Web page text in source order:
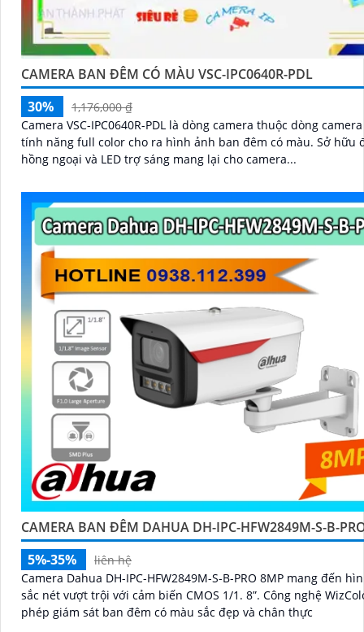
CAMERA BAN ĐÊM CÓ MÀU VSC-IPC0640R-PDL
30%
1,176,000 ₫
Camera VSC-IPC0640R-PDL là dòng camera thuộc dòng
tính năng full color cho ra hình ảnh ban đêm có màu. Sở hữu đèn LED
hồng ngoại và LED trợ sáng mang lại cho camera...
CAMERA BAN ĐÊM DAHUA DH-IPC-HFW2849M-S-B-
5%-35%
liên hệ
Camera Dahua DH-IPC-HFW2849M-S-B-PRO 8MP mang đến
sắc nét vượt trội với cảm biến CMOS 1/1. 8”. Công nghệ WizColor cho
phép giám sát ban đêm có màu sắc đẹp và chân thực